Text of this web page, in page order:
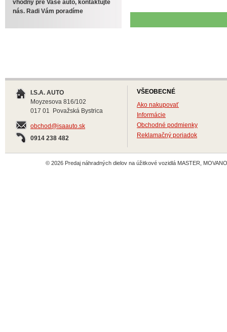
vhodný pre Vaše auto, kontaktujte
nás. Radi Vám poradíme
I.S.A. AUTO
Moyzesova 816/102
017 01 Považská Bystrica
obchod@isaauto.sk
0914 238 482
VŠEOBECNÉ
Ako nakupovať
Informácie
Obchodné podmienky
Reklamačný poriadok
© 2026 Predaj náhradných dielov na úžitkové vozidlá MASTER,